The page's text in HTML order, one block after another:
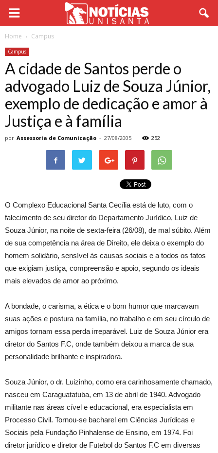
Home Campus
Campus
A cidade de Santos perde o
advogado Luiz de Souza Júnior,
exemplo de dedicação e amor à
Justiça e à família
por Assessoria de Comunicação - 27/08/2005 252
O Complexo Educacional Santa Cecília está de luto, com o
falecimento de seu diretor do Departamento Jurídico, Luiz de
Souza Júnior, na noite de sexta-feira (26/08), de mal súbito. Além
de sua competência na área de Direito, ele deixa o exemplo do
homem solidário, sensível às causas sociais e a todos os fatos
que exigiam justiça, compreensão e apoio, segundo os ideais
mais elevados de amor ao próximo.
A bondade, o carisma, a ética e o bom humor que marcavam
suas ações e postura na família, no trabalho e em seu círculo de
amigos tornam essa perda irreparável. Luiz de Souza Júnior era
diretor do Santos F.C, onde também deixou a marca de sua
personalidade brilhante e inspiradora.
Souza Júnior, o dr. Luizinho, como era carinhosamente chamado,
nasceu em Caraguatatuba, em 13 de abril de 1940. Advogado
militante nas áreas cível e educacional, era especialista em
Processo Civil. Tornou-se bacharel em Ciências Jurídicas e
Sociais pela Fundação Pinhalense de Ensino, em 1974. Foi
diretor jurídico e diretor de Futebol do Santos F.C em diversas